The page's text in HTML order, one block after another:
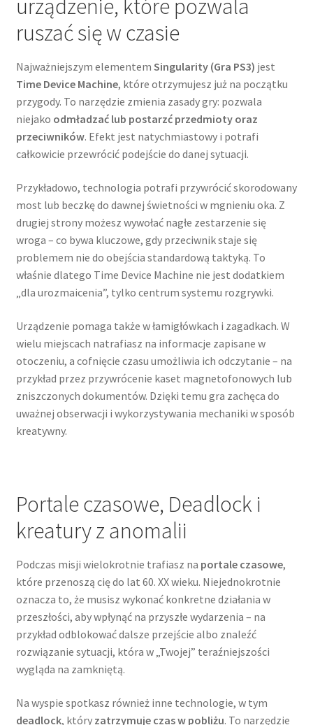
urządzenie, które pozwala
ruszać się w czasie
Najważniejszym elementem Singularity (Gra PS3) jest
Time Device Machine, które otrzymujesz już na początku
przygody. To narzędzie zmienia zasady gry: pozwala
niejako odmładzać lub postarzć przedmioty oraz
przeciwników. Efekt jest natychmiastowy i potrafi
całkowicie przewrócić podejście do danej sytuacji.
Przykładowo, technologia potrafi przywrócić skorodowany
most lub beczkę do dawnej świetności w mgnieniu oka. Z
drugiej strony możesz wywołać nagłe zestarzenie się
wroga – co bywa kluczowe, gdy przeciwnik staje się
problemem nie do obejścia standardową taktyką. To
właśnie dlatego Time Device Machine nie jest dodatkiem
„dla urozmaicenia”, tylko centrum systemu rozgrywki.
Urządzenie pomaga także w łamigłówkach i zagadkach. W
wielu miejscach natrafiasz na informacje zapisane w
otoczeniu, a cofnięcie czasu umożliwia ich odczytanie – na
przykład przez przywrócenie kaset magnetofonowych lub
zniszczonych dokumentów. Dzięki temu gra zachęca do
uważnej obserwacji i wykorzystywania mechaniki w sposób
kreatywny.
Portale czasowe, Deadlock i
kreatury z anomalii
Podczas misji wielokrotnie trafiasz na portale czasowe,
które przenoszą cię do lat 60. XX wieku. Niejednokrotnie
oznacza to, że musisz wykonać konkretne działania w
przeszłości, aby wpłynąć na przyszłe wydarzenia – na
przykład odblokować dalsze przejście albo znaleźć
rozwiązanie sytuacji, która w „Twojej” teraźniejszości
wygląda na zamkniętą.
Na wyspie spotkasz również inne technologie, w tym
deadlock, który zatrzymuje czas w pobliżu. To narzędzie